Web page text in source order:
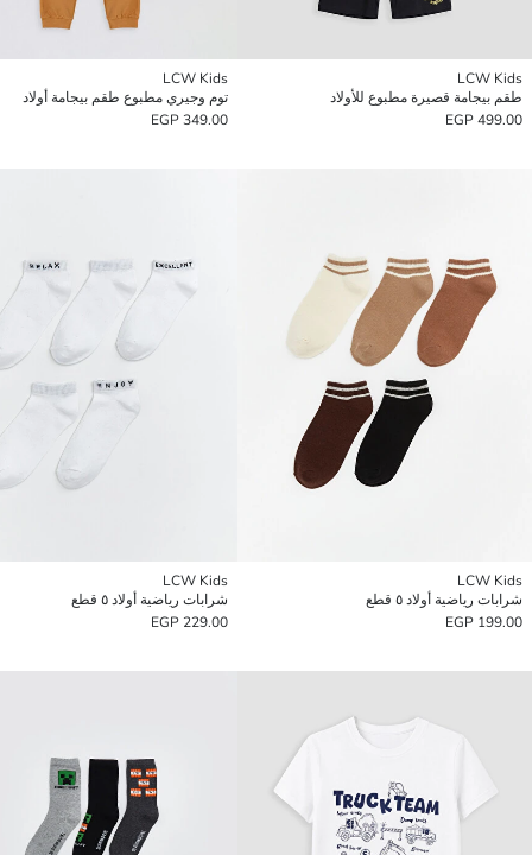
LCW Kids
طقم بيجامة قصيرة مطبوع للأولاد
499.00 EGP
LCW Kids
توم وجيري مطبوع طقم بيجامة أولاد
349.00 EGP
LCW Kids
شرابات رياضية أولاد ٥ قطع
199.00 EGP
LCW Kids
شرابات رياضية أولاد ٥ قطع
229.00 EGP